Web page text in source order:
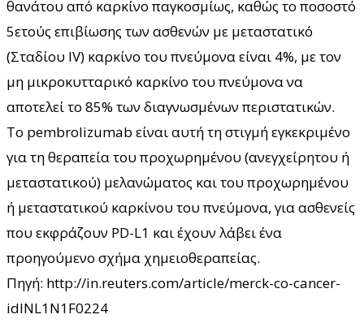
θανάτου από καρκίνο παγκοσμίως, καθώς το ποσοστό
5ετούς επιβίωσης των ασθενών με μεταστατικό
(Σταδίου IV) καρκίνο του πνεύμονα είναι 4%, με τον
μη μικροκυτταρικό καρκίνο του πνεύμονα να
αποτελεί το 85% των διαγνωσμένων περιστατικών.
To pembrolizumab είναι αυτή τη στιγμή εγκεκριμένο
για τη θεραπεία του προχωρημένου (ανεγχείρητου ή
μεταστατικού) μελανώματος και του προχωρημένου
ή μεταστατικού καρκίνου του πνεύμονα, για ασθενείς
που εκφράζουν PD-L1 και έχουν λάβει ένα
προηγούμενο σχήμα χημειοθεραπείας.
Πηγή: http://in.reuters.com/article/merck-co-cancer-
idINL1N1F0224